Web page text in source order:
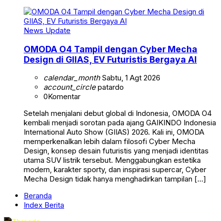
News Update
OMODA O4 Tampil dengan Cyber Mecha
Design di GIIAS, EV Futuristis Bergaya AI
calendar_monthSabtu, 1 Agt 2026
account_circlepatardo
0Komentar
Setelah menjalani debut global di Indonesia, OMODA O4
kembali menjadi sorotan pada ajang GAIKINDO Indonesia
International Auto Show (GIIAS) 2026. Kali ini, OMODA
memperkenalkan lebih dalam filosofi Cyber Mecha
Design, konsep desain futuristis yang menjadi identitas
utama SUV listrik tersebut. Menggabungkan estetika
modern, karakter sporty, dan inspirasi supercar, Cyber
Mecha Design tidak hanya menghadirkan tampilan […]
Beranda
Index Berita